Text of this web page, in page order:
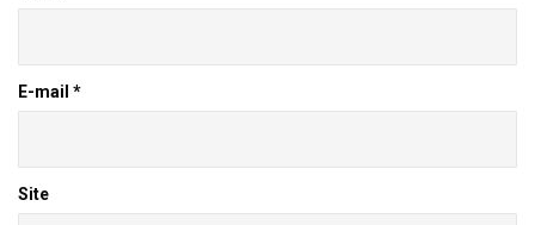
E-mail *
Site